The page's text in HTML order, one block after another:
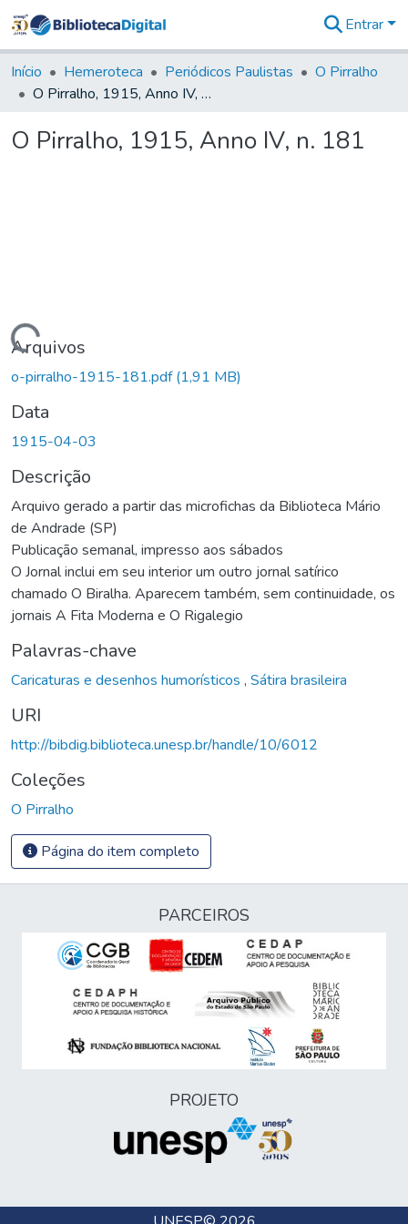
&
Coleções
Tudo na
Digital
Entrar
Início Hemeroteca Periódicos Paulistas
O Pirralho
O Pirralho, 1915, Anno IV, n. 181
O Pirralho, 1915, Anno IV, n. 181
Carregando...
Arquivos
o-pirralho-1915-181.pdf(1,91 MB)
Data
1915-04-03
Descrição
Arquivo gerado a partir das microfichas da Biblioteca Mário
de Andrade (SP)
Publicação semanal, impresso aos sábados
O Jornal inclui em seu interior um outro jornal satírico
chamado O Biralha. Aparecem também, sem continuidade, os
jornais A Fita Moderna e O Rigalegio
Palavras-chave
Caricaturas e desenhos humorísticos , Sátira brasileira
URI
http://bibdig.biblioteca.unesp.br/handle/10/6012
Coleções
O Pirralho
Página do item completo
PARCEIROS
PROJETO